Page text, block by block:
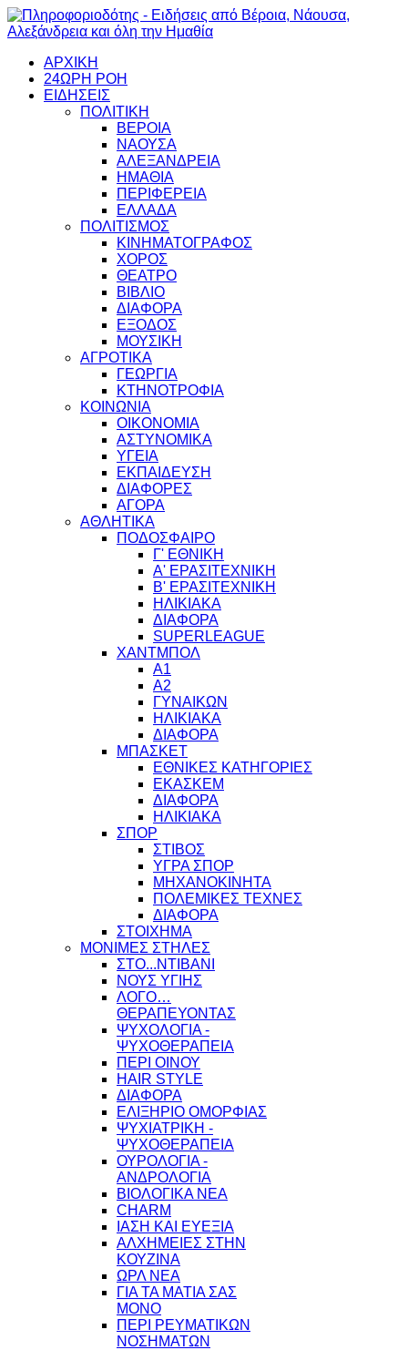
ΑΡΧΙΚΗ
24ΩΡΗ ΡΟΗ
ΕΙΔΗΣΕΙΣ
ΠΟΛΙΤΙΚΗ
ΒΕΡΟΙΑ
ΝΑΟΥΣΑ
ΑΛΕΞΑΝΔΡΕΙΑ
ΗΜΑΘΙΑ
ΠΕΡΙΦΕΡΕΙΑ
ΕΛΛΑΔΑ
ΠΟΛΙΤΙΣΜΟΣ
ΚΙΝΗΜΑΤΟΓΡΑΦΟΣ
ΧΟΡΟΣ
ΘΕΑΤΡΟ
ΒΙΒΛΙΟ
ΔΙΑΦΟΡΑ
ΕΞΟΔΟΣ
ΜΟΥΣΙΚΗ
ΑΓΡΟΤΙΚΑ
ΓΕΩΡΓΙΑ
ΚΤΗΝΟΤΡΟΦΙΑ
ΚΟΙΝΩΝΙΑ
ΟΙΚΟΝΟΜΙΑ
ΑΣΤΥΝΟΜΙΚΑ
ΥΓΕΙΑ
ΕΚΠΑΙΔΕΥΣΗ
ΔΙΑΦΟΡΕΣ
ΑΓΟΡΑ
ΑΘΛΗΤΙΚΑ
ΠΟΔΟΣΦΑΙΡΟ
Γ' ΕΘΝΙΚΗ
Α' ΕΡΑΣΙΤΕΧΝΙΚΗ
Β' ΕΡΑΣΙΤΕΧΝΙΚΗ
ΗΛΙΚΙΑΚΑ
ΔΙΑΦΟΡΑ
SUPERLEAGUE
ΧΑΝΤΜΠΟΛ
Α1
Α2
ΓΥΝΑΙΚΩΝ
ΗΛΙΚΙΑΚΑ
ΔΙΑΦΟΡΑ
ΜΠΑΣΚΕΤ
ΕΘΝΙΚΕΣ ΚΑΤΗΓΟΡΙΕΣ
ΕΚΑΣΚΕΜ
ΔΙΑΦΟΡΑ
ΗΛΙΚΙΑΚΑ
ΣΠΟΡ
ΣΤΙΒΟΣ
ΥΓΡΑ ΣΠΟΡ
ΜΗΧΑΝΟΚΙΝΗΤΑ
ΠΟΛΕΜΙΚΕΣ ΤΕΧΝΕΣ
ΔΙΑΦΟΡΑ
ΣΤΟΙΧΗΜΑ
ΜΟΝΙΜΕΣ ΣΤΗΛΕΣ
ΣΤΟ...ΝΤΙΒΑΝΙ
ΝΟΥΣ ΥΓΙΗΣ
ΛΟΓΟ…
ΘΕΡΑΠΕΥΟΝΤΑΣ
ΨΥΧΟΛΟΓΙΑ -
ΨΥΧΟΘΕΡΑΠΕΙΑ
ΠΕΡΙ ΟΙΝΟΥ
HAIR STYLE
ΔΙΑΦΟΡΑ
ΕΛΙΞΗΡΙΟ ΟΜΟΡΦΙΑΣ
ΨΥΧΙΑΤΡΙΚΗ -
ΨΥΧΟΘΕΡΑΠΕΙΑ
ΟΥΡΟΛΟΓΙΑ -
ΑΝΔΡΟΛΟΓΙΑ
ΒΙΟΛΟΓΙΚΑ ΝΕΑ
CHARM
ΙΑΣΗ ΚΑΙ ΕΥΕΞΙΑ
ΑΛΧΗΜΕΙΕΣ ΣΤΗΝ
ΚΟΥΖΙΝΑ
ΩΡΛ ΝEA
ΓΙΑ ΤΑ ΜΑΤΙΑ ΣΑΣ
ΜΟΝΟ
ΠΕΡΙ ΡΕΥΜΑΤΙΚΩΝ
ΝΟΣΗΜΑΤΩΝ